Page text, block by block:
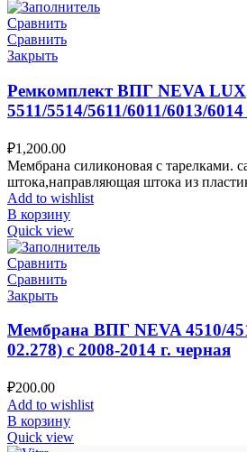
Сравнить
Сравнить
Закрыть
Ремкомплект ВПГ NEVA LUX
5511/5514/5611/6011/6013/
₽1,200.00
Мембрана силиконовая с тарелками.
штока,направляющая штока из
Add to wishlist
В корзину
Quick view
Сравнить
Сравнить
Закрыть
Мембрана ВПГ NEVA 4510/
02.278) с 2008-2014 г. черная
₽200.00
Add to wishlist
В корзину
Quick view